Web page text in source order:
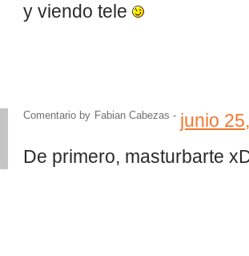
y viendo tele
Comentario by Fabian Cabezas - junio
De primero, masturbarte